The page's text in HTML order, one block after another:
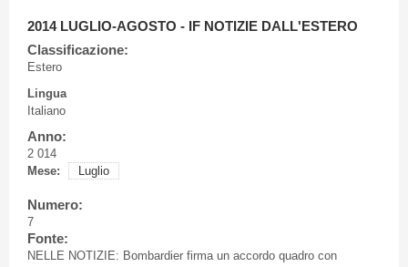
2014 LUGLIO-AGOSTO - IF NOTIZIE DALL'ESTERO
Classificazione:
Estero
Lingua
Italiano
Anno:
2 014
Mese:
Luglio
Numero:
7
Fonte:
NELLE NOTIZIE: Bombardier firma un accordo quadro con